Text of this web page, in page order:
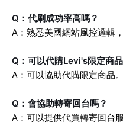
Q：代刷成功率高嗎？
A：熟悉美國網站風控邏輯
Q：可以代購Levi's限定商
A：可以協助代購限定商品。
Q：會協助轉寄回台嗎？
A：可以提供代買轉寄回台服